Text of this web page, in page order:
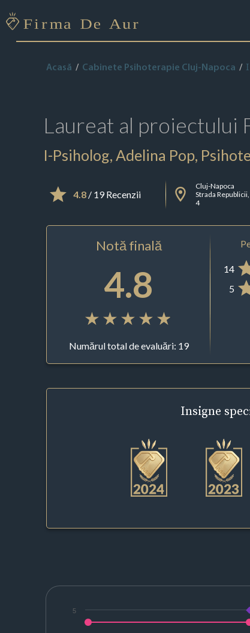
Acasă Cabinete Psihoterapie Cluj-Napoca
Laureat al proiectului
I-Psiholog, Adelina Pop,
4.8/ 19 Recenzii
Cluj-Napoca
Strada Republicii,
4
Notă finală
4.8
Numărul total de evaluări: 19
14
5
Insigne
5